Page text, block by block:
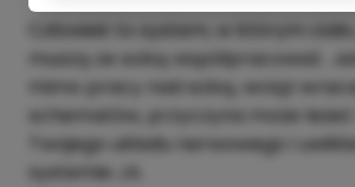
Człowiek to system, w którym
muszą ze sobą współpracować.
mimo pracy nad sobą, wciąż
schematów, przyczyna może leżeć
Twojego układu nerwowego i
systemie JA.